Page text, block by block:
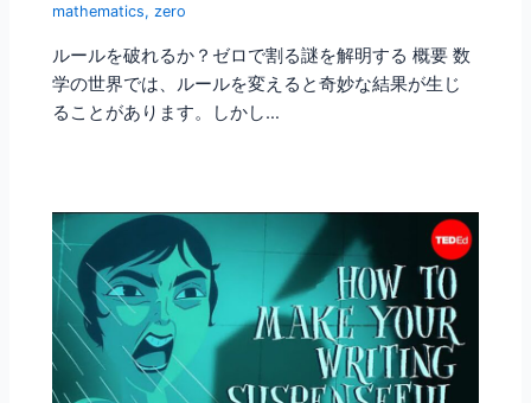
mathematics, zero
ルールを破れるか？ゼロで割る謎を解明する 概要 数
学の世界では、ルールを変えると奇妙な結果が生じ
ることがあります。しかし…